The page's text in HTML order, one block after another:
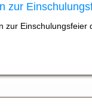
zur
zur